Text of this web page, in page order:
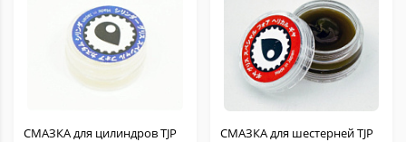
СМАЗКА для цилиндров TJP
СМАЗКА для шестерней TJP